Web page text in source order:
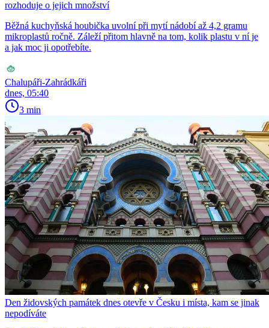
rozhoduje o jejich množství
Běžná kuchyňská houbička uvolní při mytí nádobí až 4,2 gramu
mikroplastů ročně. Záleží přitom hlavně na tom, kolik plastu v ní je
a jak moc ji opotřebíte.
Chalupáři-Zahrádkáři
dnes, 05:40
3 min
Den židovských památek dnes otevře v Česku i místa, kam se jinak
nepodíváte